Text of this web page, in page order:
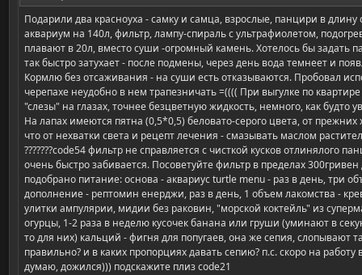
Подарили два красноуха - самку и самца, взрослые, панцири в длину
аквариум на 140л, фильтр, лампу-спираль с ультрафиолетом,
плавают в 20л, вместо суши -огромный камень. Хотелось бы задать
так быстро затухает - после подмены, через день вода темнеет и
Кормлю без отсаживания - на суши есть отказываются. Пробовал
черепахе неудобно в нем трапезничать =(((( При выгулке по
"слезы" на глазах, точнее безцветную жидкость, немного, как будто
На лапах имеются пятна (0,5*0,5) беловато-серого цвета, от
что от нехватки света и рецепт лечения - смазывать маслом
???????code54 фильтр не справляется с чисткой кусков отлинялого
очень быстро забивается. Посоветуйте фильтр в пределах
подобрано питание: основа - аквариус turtle menu - раз в день, три
дополнение - рептомин енерджи, раз в день, 1 объем лакомства -
улитки ампулярии, мидии без раковин, "морской коктейль" из
огурцы, 1-2 раза в неделю кусочек банана или груши (уминают в
то для них) кальций - фигня для попугаев, она же сепия, слопывают
правильно? и в каких пропорциях давать сепию? п.с. скоро на работу
думаю, дожился))) подскажите плиз code21